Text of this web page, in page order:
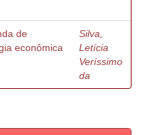
de
econômica
Silva,
Letícia
Veríssimo
da